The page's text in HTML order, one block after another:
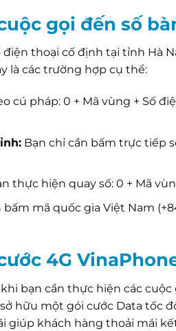
gọi đến số
thoại cố định tại tỉnh Hà
là các trường hợp cụ thể:
cú pháp: 0 + Mã vùng + Số
Bạn chỉ cần bấm trực tiếp
thực hiện quay số: 0 + Mã
mã quốc gia Việt Nam
4G
bạn cần thực hiện các cuộc
hữu một gói cước Data tốc
giúp khách hàng thoải mái